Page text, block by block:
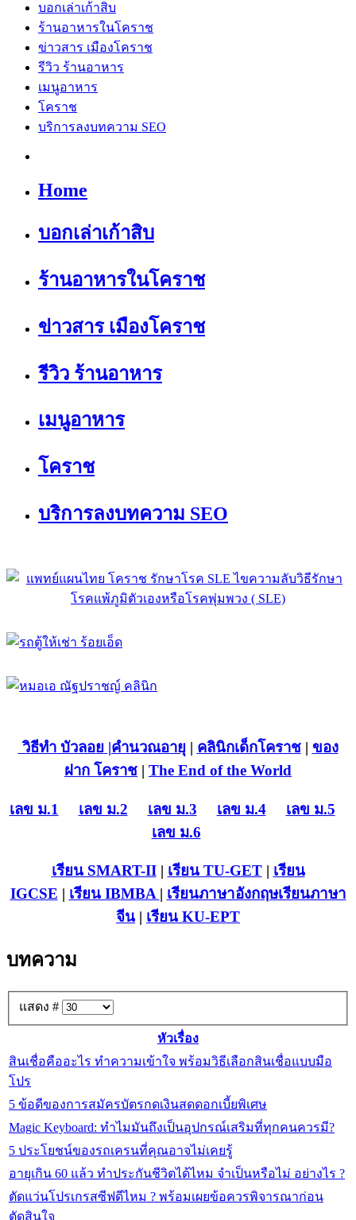
บอกเล่าเก้าสิบ
ร้านอาหารในโคราช
ข่าวสาร เมืองโคราช
รีวิว ร้านอาหาร
เมนูอาหาร
โคราช
บริการลงบทความ SEO
Home
บอกเล่าเก้าสิบ
ร้านอาหารในโคราช
ข่าวสาร เมืองโคราช
รีวิว ร้านอาหาร
เมนูอาหาร
โคราช
บริการลงบทความ SEO
วิธีทำ บัวลอย |คำนวณอายุ | คลินิกเด็กโคราช| ของ
ฝาก โคราช | The End of the World
เลข ม.1 เลข ม.2 เลข ม.3 เลข ม.4
เลข ม.5
เลข ม.6
เรียน SMART-II| เรียน TU-GET| เรียน
IGCSE | เรียน IBMBA | เรียนภาษาอังกฤษเรียนภาษา
จีน | เรียน KU-EPT
บทความ
แสดง #
หัวเรื่อง
สินเชื่อคืออะไร ทำความเข้าใจ พร้อมวิธีเลือกสินเชื่อแบบมือ
โปร
5 ข้อดีของการสมัครบัตรกดเงินสดดอกเบี้ยพิเศษ
Magic Keyboard: ทำไมมันถึงเป็นอุปกรณ์เสริมที่ทุกคนควรมี?
5 ประโยชน์ของรถเครนที่คุณอาจไม่เคยรู้
อายุเกิน 60 แล้ว ทำประกันชีวิตได้ไหม จำเป็นหรือไม่ อย่างไร ?
ตัดแว่นโปรเกรสซีฟดีไหม ? พร้อมเผยข้อควรพิจารณาก่อน
ตัดสินใจ